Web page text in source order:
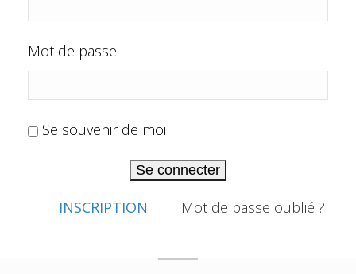
Mot de passe
Se souvenir de moi
Se connecter
INSCRIPTION Mot de passe oublié ?